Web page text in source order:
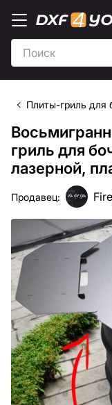
Плиты-гриль для
гриль для
лазерной,
Продавец: